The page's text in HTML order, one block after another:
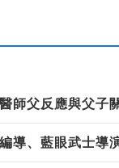
師父反應與父子
導、藍眼武士導